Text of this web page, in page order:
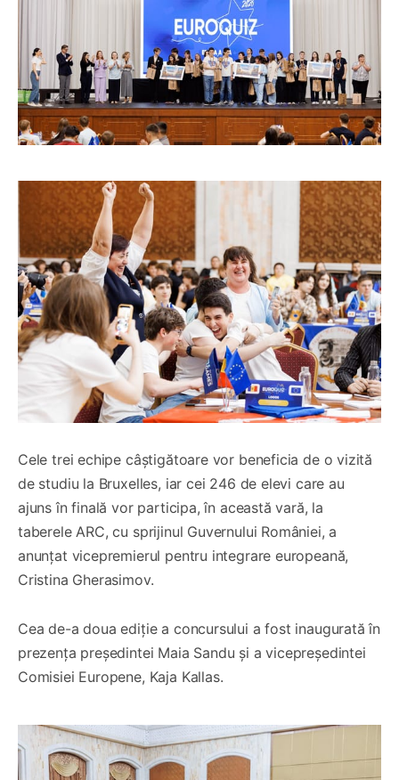
Cele trei echipe câștigătoare vor beneficia de o vizită
de studiu la Bruxelles, iar cei 246 de elevi care au
ajuns în finală vor participa, în această vară, la
taberele ARC, cu sprijinul Guvernului României, a
anunțat vicepremierul pentru integrare europeană,
Cristina Gherasimov.
Cea de-a doua ediție a concursului a fost inaugurată în
prezența președintei Maia Sandu și a vicepreședintei
Comisiei Europene, Kaja Kallas.